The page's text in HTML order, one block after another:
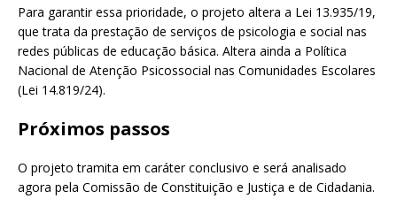
Para garantir essa prioridade, o projeto altera a Lei 13.935/19,
que trata da prestação de serviços de psicologia e social nas
redes públicas de educação básica. Altera ainda a Política
Nacional de Atenção Psicossocial nas Comunidades Escolares
(Lei 14.819/24).
Próximos passos
O projeto tramita em caráter conclusivo e será analisado
agora pela Comissão de Constituição e Justiça e de Cidadania.